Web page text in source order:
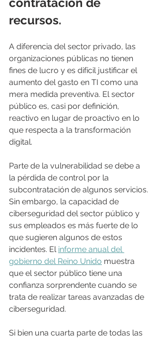
recursos.
A diferencia del sector privado, las
organizaciones públicas no tienen
fines de lucro y es difícil justificar el
aumento del gasto en TI como una
mera medida preventiva. El sector
público es, casi por definición,
reactivo en lugar de proactivo en lo
que respecta a la transformación
digital.
Parte de la vulnerabilidad se debe a
la pérdida de control por la
subcontratación de algunos servicios.
Sin embargo, la capacidad de
ciberseguridad del sector público y
sus empleados es más fuerte de lo
que sugieren algunos de estos
incidentes. El informe anual del
gobierno del Reino Unido muestra
que el sector público tiene una
confianza sorprendente cuando se
trata de realizar tareas avanzadas de
ciberseguridad.
Si bien una cuarta parte de todas las